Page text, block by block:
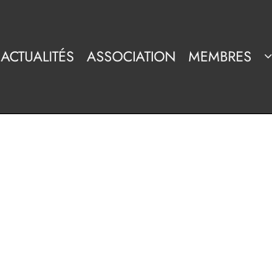
ACTUALITÉS ASSOCIATION MEMBRES